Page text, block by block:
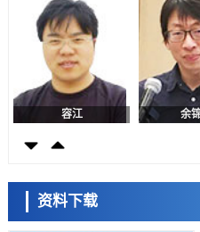
迥异之谜
科学研究
神户大学确认口服癌症疫苗B440
癌患者中开展临床试验
日本发布《令和8年版科学技术与
首年度政策方向
科学研究
东京大学发现可诱导细胞死亡的新
东京都健康长寿医疗中心跨器官揭
科学研究
容江 余
资料下载